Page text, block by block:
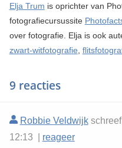
Elja Trum is oprichter van
fotografiecursussite
over fotografie. Elja is ook
zwart-witfotografie
9 reacties
Robbie Veldwijkschreef
12:13 | reageer